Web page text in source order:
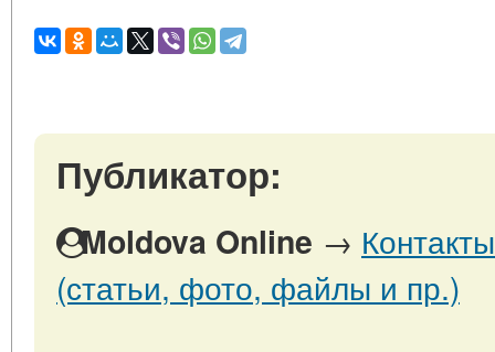
Публикатор:
Moldova Online →
(статьи, фото, файлы и пр.)